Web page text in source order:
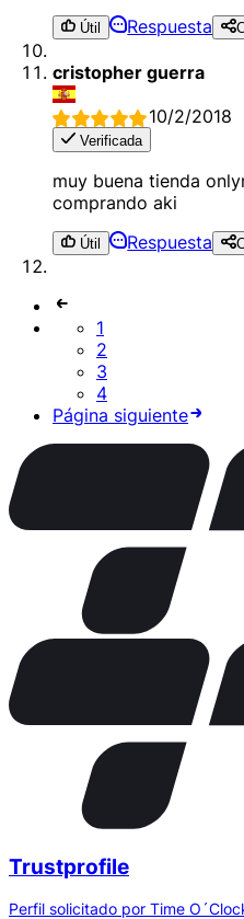
Útil Respuesta
cristopher guerra
10/2/2018
Verificada
muy buena tienda
comprando aki
Útil Respuesta
1
2
3
4
Página siguiente
Trustprofile
Perfil solicitado por Time